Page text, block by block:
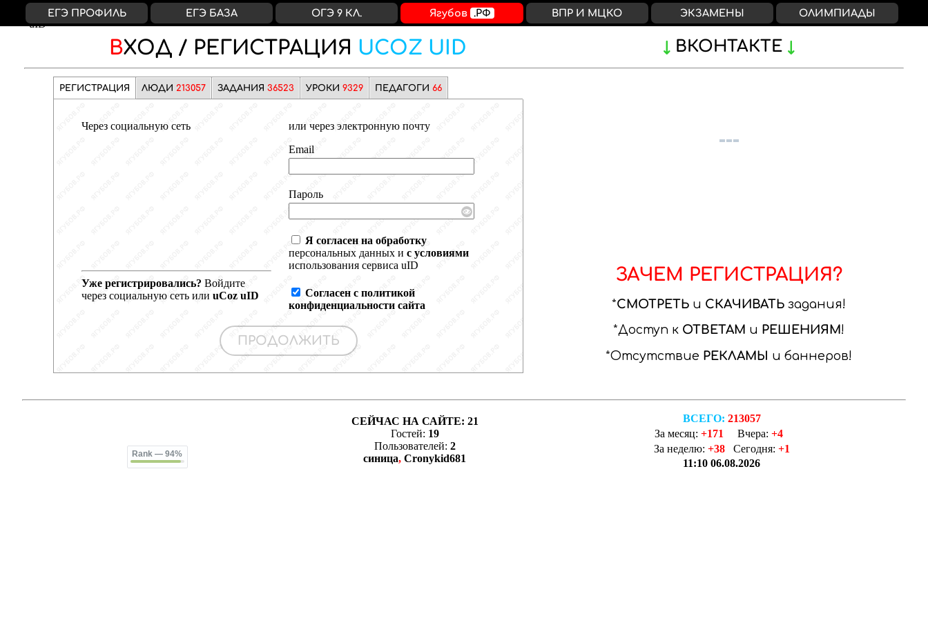
ВХОД / РЕГИСТРАЦИЯ UCOZ UID ВКОНТАКТЕ
РЕГИСТРАЦИЯ ЛЮДИ 213057 ЗАДАНИЯ 36523 УРОКИ 9329 ПЕДАГОГИ 66
Через социальную сеть
ВКонтакте
Яндекс
Google
Facebook
uCoz
uID
Уже регистрировались? Войдите
через социальную сеть или uCoz uID
или через электронную почту
Email
Пароль
Я согласен на обработку
персональных данных и с условиями
использования сервиса uID
Согласен с политикой
конфиденциальности сайта
ЗАЧЕМ РЕГИСТРАЦИЯ?
СМОТРЕТЬ и СКАЧИВАТЬ задания
Доступ к ОТВЕТАМ и РЕШЕНИЯМ
Отсутствие РЕКЛАМЫ и баннеров
ЕГЭ ПРОФИЛЬ ЕГЭ БАЗА ОГЭ 9 КЛ. Ягубов .РФ ВПР И МЦКО ЭКЗАМЕНЫ ОЛИМПИАДЫ
Rank — 94%
СЕЙЧАС НА САЙТЕ: 21
Гостей: 19
Пользователей: 2
синица, Cronykid681
ВСЕГО: 213057
За месяц: +171 Вчера: +4
За неделю: +38 Сегодня: +1
11:10 06.08.2026